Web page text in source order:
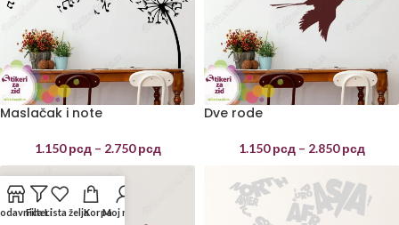
Maslačak i note
1.150рсд – 2.750рсд
Dve rode
1.150рсд – 2.850рсд
FilteriLista željaKorpaMoj nalog